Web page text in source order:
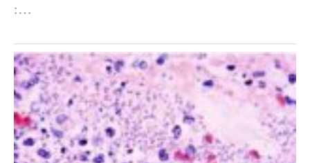
:…